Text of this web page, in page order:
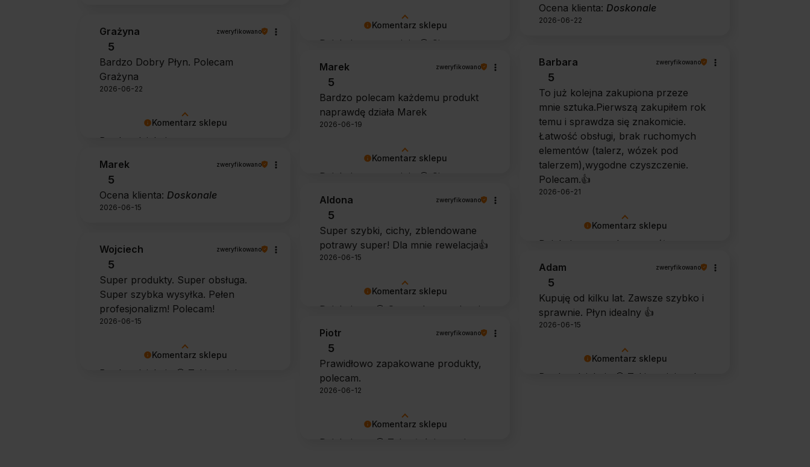
Komentarz sklepu
Dziękujemy za opinię 🙂 Cieszymy
zakup spełniły Pana oczekiwania.
Dziękujemy za zaufanie.
Ocena klienta: Doskonale
2026-06-22
Komentarz sklepu
Bardzo dziękujemy za pozytywną
zapewniał doskonałe efekty przy
każdym użyciu.
Grażyna zweryfikowano
5
Bardzo Dobry Płyn. Polecam
Grażyna
2026-06-22
Komentarz sklepu
Dziękujemy za tak szczegółową
Pani wygodę obsługi i łatwość
utrzymania urządzenia w czystości.
To dla nas bardzo cenna informacja.
Barbara zweryfikowano
5
To już kolejna zakupiona przeze
mnie sztuka.Pierwszą zakupiłem rok
temu i sprawdza się znakomicie.
Łatwość obsługi, brak ruchomych
elementów (talerz, wózek pod
talerzem),wygodne czyszczenie.
Polecam.👍️
2026-06-21
Komentarz sklepu
Dziękujemy za opinię 🙂 Cieszymy
potwierdził swoją skuteczność.
Marek zweryfikowano
5
Bardzo polecam każdemu produkt
naprawdę działa Marek
2026-06-19
Marek zweryfikowano
5
Ocena klienta: Doskonale
2026-06-15
Komentarz sklepu
Dziękujemy 🙂 Super, że urządzenie
użytkowaniu. Życzymy wielu
udanych kulinarnych inspiracji!
Aldona zweryfikowano
5
Super szybki, cichy, zblendowane
potrawy super! Dla mnie rewelacja👍️
2026-06-15
Komentarz sklepu
Bardzo dziękuję 🙂 Takie opinie
Wojciech zweryfikowano
5
Super produkty. Super obsługa.
Super szybka wysyłka. Pełen
profesjonalizm! Polecam!
2026-06-15
Komentarz sklepu
Bardzo dziękuję 🙂 Takie opinie od
Adam zweryfikowano
5
Kupuję od kilku lat. Zawsze szybko i
sprawnie. Płyn idealny 👍️
2026-06-15
Komentarz sklepu
Dziękujemy 🙂 Tak właśnie powinno
Piotr zweryfikowano
5
Prawidłowo zapakowane produkty,
polecam.
2026-06-12